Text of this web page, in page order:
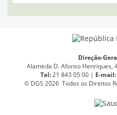
Direção-
Alameda D. Afonso Henriques,
Tel:21 843 05 00 | E-mail:
© DGS 2026 Todos os Direitos